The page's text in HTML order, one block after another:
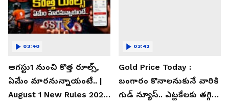
ఆగస్టు1 నుంచి కొత్త రూల్స్,
ఏమేం మారనున్నాయంటే.. |
August 1 New Rules 2026
03:40
Gold Price Today :
బంగారం కొనాలనుకునే వారికి
గుడ్ న్యూస్.. ఎట్టకేలకు తగ్గిన
03:42